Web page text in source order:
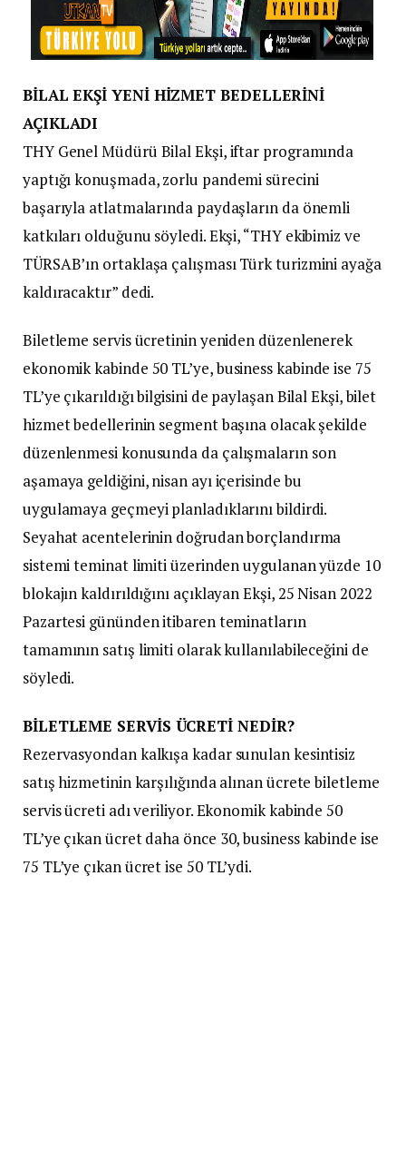
BİLAL EKŞİ YENİ HİZMET BEDELLERİNİ
AÇIKLADI
THY Genel Müdürü Bilal Ekşi, iftar programında
yaptığı konuşmada, zorlu pandemi sürecini
başarıyla atlatmalarında paydaşların da önemli
katkıları olduğunu söyledi. Ekşi, “THY ekibimiz ve
TÜRSAB’ın ortaklaşa çalışması Türk turizmini ayağa
kaldıracaktır” dedi.
Biletleme servis ücretinin yeniden düzenlenerek
ekonomik kabinde 50 TL’ye, business kabinde ise 75
TL’ye çıkarıldığı bilgisini de paylaşan Bilal Ekşi, bilet
hizmet bedellerinin segment başına olacak şekilde
düzenlenmesi konusunda da çalışmaların son
aşamaya geldiğini, nisan ayı içerisinde bu
uygulamaya geçmeyi planladıklarını bildirdi.
Seyahat acentelerinin doğrudan borçlandırma
sistemi teminat limiti üzerinden uygulanan yüzde 10
blokajın kaldırıldığını açıklayan Ekşi, 25 Nisan 2022
Pazartesi gününden itibaren teminatların
tamamının satış limiti olarak kullanılabileceğini de
söyledi.
BİLETLEME SERVİS ÜCRETİ NEDİR?
Rezervasyondan kalkışa kadar sunulan kesintisiz
satış hizmetinin karşılığında alınan ücrete biletleme
servis ücreti adı veriliyor. Ekonomik kabinde 50
TL’ye çıkan ücret daha önce 30, business kabinde ise
75 TL’ye çıkan ücret ise 50 TL’ydi.